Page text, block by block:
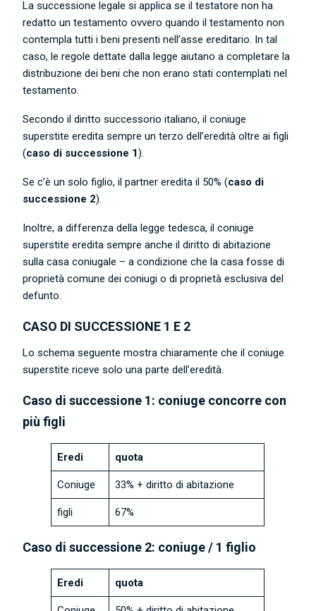
La successione legale si applica se il testatore non ha
redatto un testamento ovvero quando il testamento non
contempla tutti i beni presenti nell’asse ereditario. In tal
caso, le regole dettate dalla legge aiutano a completare la
distribuzione dei beni che non erano stati contemplati nel
testamento.
Secondo il diritto successorio italiano, il coniuge
superstite eredita sempre un terzo dell’eredità oltre ai figli
(caso di successione 1).
Se c’è un solo figlio, il partner eredita il 50% (caso di
successione 2).
Inoltre, a differenza della legge tedesca, il coniuge
superstite eredita sempre anche il diritto di abitazione
sulla casa coniugale – a condizione che la casa fosse di
proprietà comune dei coniugi o di proprietà esclusiva del
defunto.
CASO DI SUCCESSIONE 1 E 2
Lo schema seguente mostra chiaramente che il coniuge
superstite riceve solo una parte dell’eredità.
Caso di successione 1: coniuge concorre con
più figli
Eredi quota
Coniuge 33% + diritto di abitazione
figli 67%
Caso di successione 2: coniuge / 1 figlio
Eredi quota